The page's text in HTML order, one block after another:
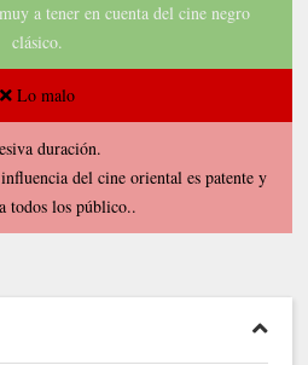
a tener en cuenta del cine negro
clásico.
Lo malo
duración.
del cine oriental es patente y
todos los público..